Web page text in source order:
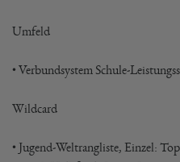
Umfeld
• Verbundsystem Schule-
Wildcard
• Jugend-Weltrangliste, Einzel: